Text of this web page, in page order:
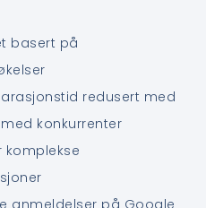
basert på
redusert med
konkurrenter
komplekse